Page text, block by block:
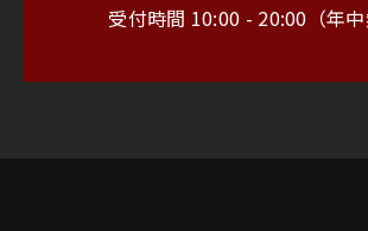
受付時間 10:00 - 20:00（年中